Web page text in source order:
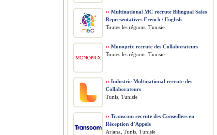
›› Multinational MC recrute Bilingual Sales
Representatives French / English
Toutes les régions, Tunisie
›› Monoprix recrute des Collaborateurs
Toutes les régions, Tunisie
›› Industrie Multinational recrute des
Collaborateurs
Tunis, Tunisie
›› Transcom recrute des Conseillers en
Réception d’Appels
Ariana, Tunis, Tunisie